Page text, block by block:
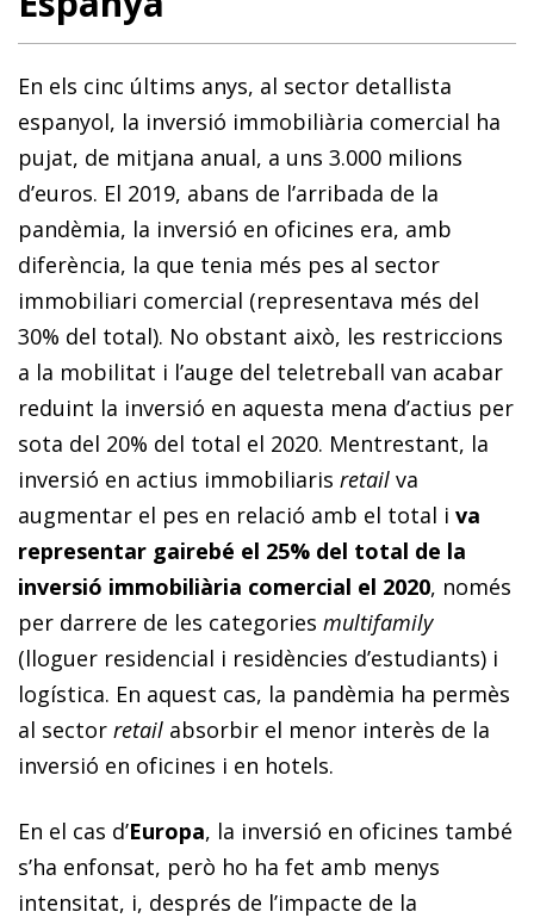
En els cinc últims anys, al sector detallista
espanyol, la inversió immobiliària comercial ha
pujat, de mitjana anual, a uns 3.000 milions
d’euros. El 2019, abans de l’arribada de la
pandèmia, la inversió en oficines era, amb
diferència, la que tenia més pes al sector
immobiliari comercial (representava més del
30% del total). No obstant això, les restriccions
a la mobilitat i l’auge del teletreball van acabar
reduint la inversió en aquesta mena d’actius per
sota del 20% del total el 2020. Mentrestant, la
inversió en actius immobiliaris retail va
augmentar el pes en relació amb el total i va
representar gairebé el 25% del total de la
inversió immobiliària comercial el 2020, només
per darrere de les categories multifamily
(lloguer residencial i residències d’estudiants) i
logística. En aquest cas, la pandèmia ha permès
al sector retail absorbir el menor interès de la
inversió en oficines i en hotels.
En el cas d’Europa, la inversió en oficines també
s’ha enfonsat, però ho ha fet amb menys
intensitat, i, després de l’impacte de la